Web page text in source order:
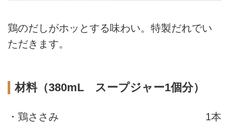
鶏のだしがホッとする味わい。特製だれでい
ただきます。
材料（380mL スープジャー1個分）
・鶏ささみ 1本